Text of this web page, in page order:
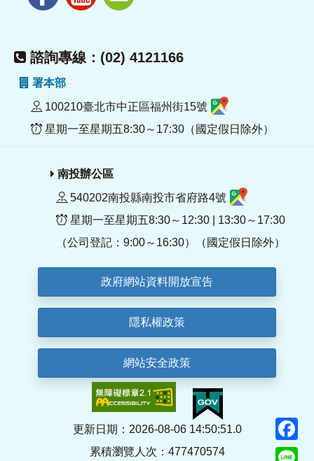
諮詢專線：(02) 4121166
署本部
100210臺北市中正區福州街15號
星期一至星期五8:30～17:30（國定假日除外）
南投辦公區
540202南投縣南投市省府路4號
星期一至星期五8:30～12:30 | 13:30～17:30
（公司登記：9:00～16:30）（國定假日除外）
政府網站資料開放宣告
隱私權政策
網站安全政策
更新日期：2026-08-06 14:50:51.0
累積瀏覽人次：477470574